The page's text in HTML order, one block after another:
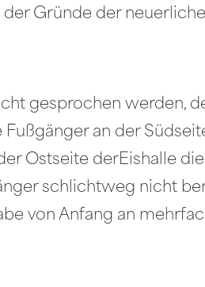
Gründe der
gesprochen werden,
an der
Ostseite derEishalle
schlichtweg nicht
von Anfang an